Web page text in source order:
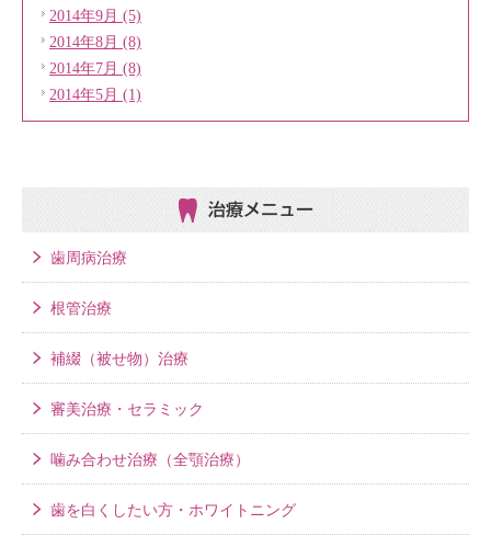
2014年9月 (5)
2014年8月 (8)
2014年7月 (8)
2014年5月 (1)
治療メニュー
歯周病治療
根管治療
補綴（被せ物）治療
審美治療・セラミック
噛み合わせ治療（全顎治療）
歯を白くしたい方・ホワイトニング